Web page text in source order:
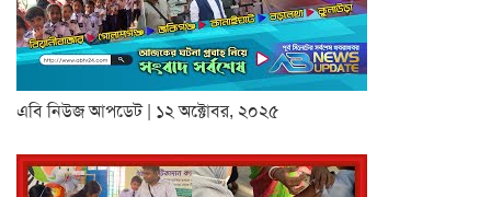
এবি নিউজ আপডেট | ১২ অক্টোবর, ২০২৫